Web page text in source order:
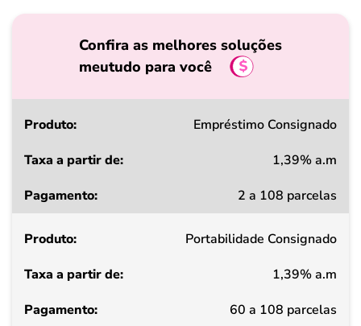
Confira as melhores soluções
meutudo para você
Produto
a
de
Pagamento
Empréstimo Consignado
1,39% a.m
2 a 108 parcelas
Portabilidade Consignado
1,39% a.m
60 a 108 parcelas